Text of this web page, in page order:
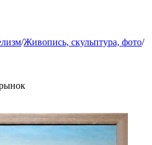
/Живопись, скульптура, фото/